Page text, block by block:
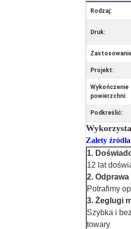
Rodzaj:
Druk:
Projekt:
Wykończenie
powierzchni:
Podkreślić:
Zalety
1.
12 lat
2.
Potrafimy
3. Żeglugi
Szybka i
towary